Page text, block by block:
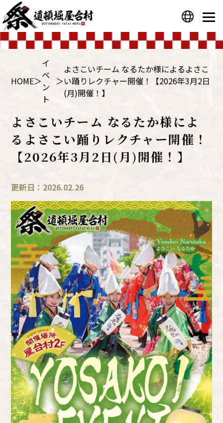
HOME＞
イ
ベ
ン
ト
＞
よさこいチーム なるたか様によるよさこ
い踊りレクチャー開催！【2026年3月2日
(月)開催！】
よさこいチーム なるたか様によ
るよさこい踊りレクチャー開催！
【2026年3月2日(月)開催！】
更新日：2026.02.26